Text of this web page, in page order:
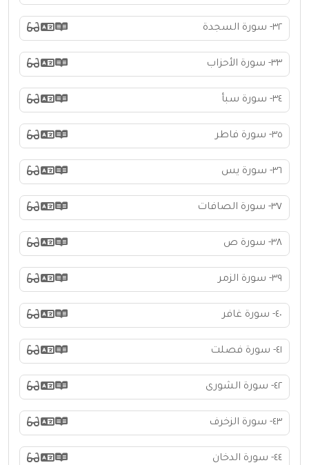
٣٢- سورة السجدة
٣٣- سورة الأحزاب
٣٤- سورة سبأ
٣٥- سورة فاطر
٣٦- سورة يس
٣٧- سورة الصافات
٣٨- سورة ص
٣٩- سورة الزمر
٤٠- سورة غافر
٤١- سورة فصلت
٤٢- سورة الشورى
٤٣- سورة الزخرف
٤٤- سورة الدخان